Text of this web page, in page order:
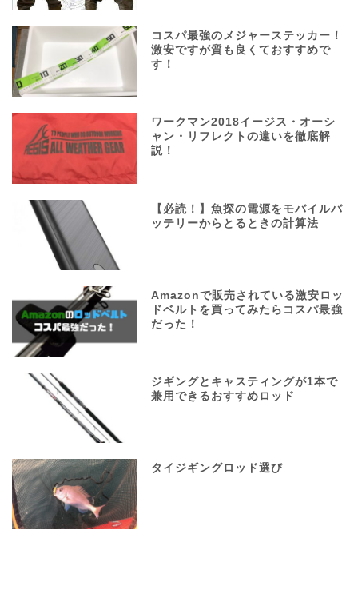
コスパ最強のメジャーステッカー！
激安ですが質も良くておすすめで
す！
ワークマン2018イージス・オーシ
ャン・リフレクトの違いを徹底解
説！
【必読！】魚探の電源をモバイルバ
ッテリーからとるときの計算法
Amazonで販売されている激安ロッ
ドベルトを買ってみたらコスパ最強
だった！
ジギングとキャスティングが1本で
兼用できるおすすめロッド
タイジギングロッド選び